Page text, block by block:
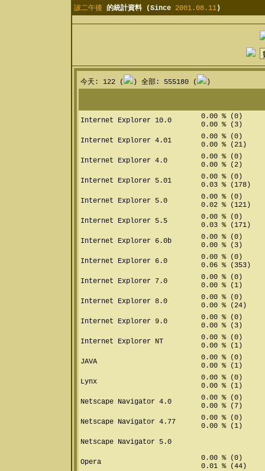
詖二午後的統計資料 (Since 2001.08.11)
今天: 122 ( ) 全部: 555180 ( )
Internet Explorer 10.0
0.00 % (0)
0.00 % (3)
Internet Explorer 4.01
0.00 % (0)
0.00 % (21)
Internet Explorer 4.0
0.00 % (0)
0.00 % (2)
Internet Explorer 5.01
0.00 % (0)
0.03 % (178)
Internet Explorer 5.0
0.00 % (0)
0.02 % (121)
Internet Explorer 5.5
0.00 % (0)
0.03 % (171)
Internet Explorer 6.0b
0.00 % (0)
0.00 % (3)
Internet Explorer 6.0
0.00 % (0)
0.06 % (353)
Internet Explorer 7.0
0.00 % (0)
0.00 % (1)
Internet Explorer 8.0
0.00 % (0)
0.00 % (24)
Internet Explorer 9.0
0.00 % (0)
0.00 % (3)
Internet Explorer NT
0.00 % (0)
0.00 % (1)
JAVA
0.00 % (0)
0.00 % (1)
Lynx
0.00 % (0)
0.00 % (1)
Netscape Navigator 4.0
0.00 % (0)
0.00 % (7)
Netscape Navigator 4.77
0.00 % (0)
0.00 % (1)
Netscape Navigator 5.0
Opera
0.00 % (0)
0.01 % (44)